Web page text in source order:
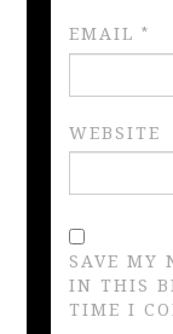
EMAIL*
WEBSITE
SAVE MY
IN THIS
TIME I